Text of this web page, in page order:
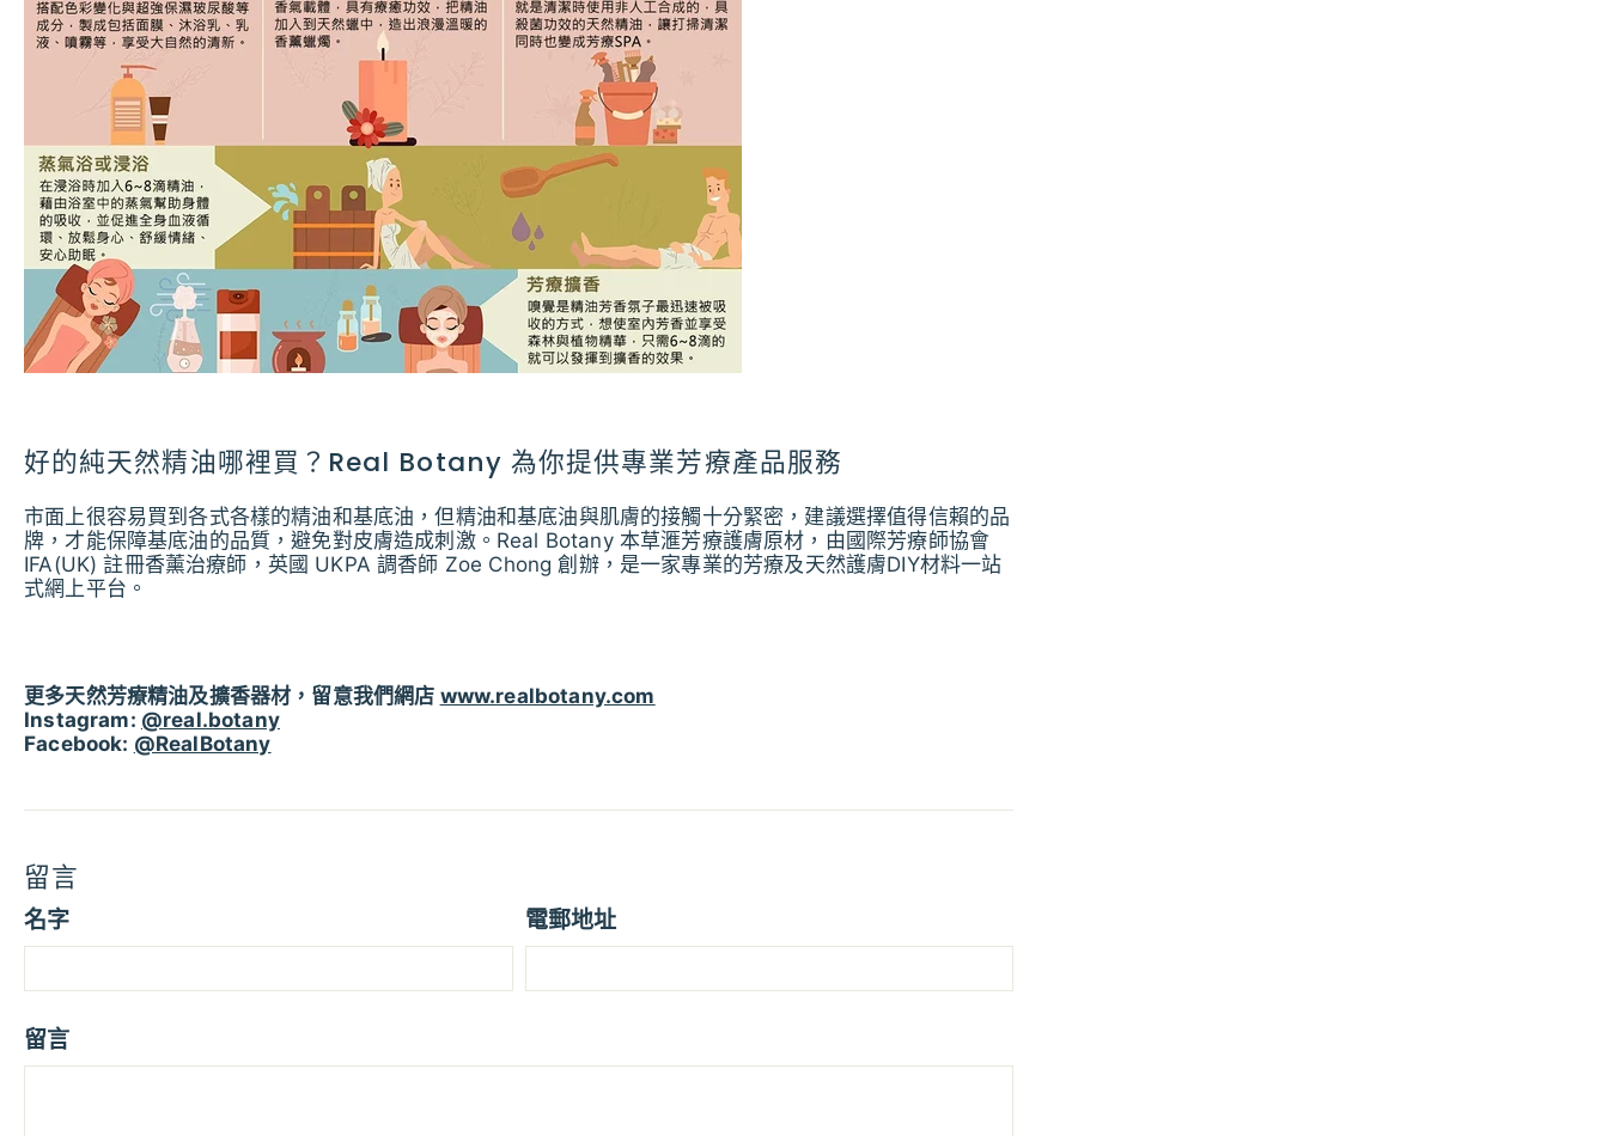
好的純天然精油哪裡買？Real Botany 為你提供專業芳療產品服務
市面上很容易買到各式各樣的精油和基底油 ，但精油和基底油與肌膚的接觸十分緊密，建議選擇值得信賴的品
牌，才能保障基底油的品質，避免對皮膚造成刺激。Real Botany 本草滙芳療護膚原材，由國際芳療師協會
IFA(UK) 註冊香薰治療師，英國 UKPA 調香師 Zoe Chong 創辦，是一家專業的芳療及天然護膚DIY材料一站
式網上平台。
更多天然芳療精油及擴香器材，留意我們網店 www.realbotany.com
Instagram: @real.botany
Facebook: @RealBotany
留言
名字 電郵地址
留言